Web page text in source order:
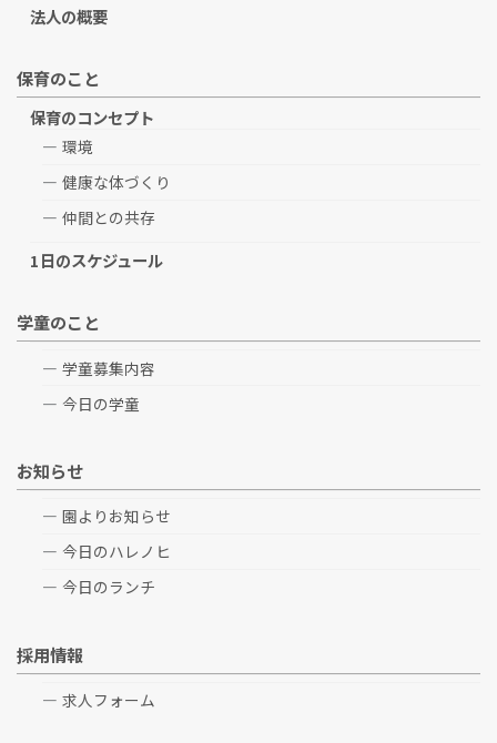
法人の概要
保育のこと
保育のコンセプト
環境
健康な体づくり
仲間との共存
1日のスケジュール
学童のこと
学童募集内容
今日の学童
お知らせ
園よりお知らせ
今日のハレノヒ
今日のランチ
採用情報
求人フォーム